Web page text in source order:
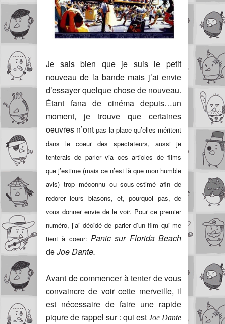
Je sais bien que je suis le petit
nouveau de la bande mais j’ai envie
d’essayer quelque chose de nouveau.
Étant fana de cinéma depuis…un
moment, je trouve que certaines
oeuvres n’ontpas la place qu’elles méritent
dans le coeur des spectateurs, aussi je
tenterais de parler via ces articles de films
que j’estime (mais ce n’est là que mon humble
avis) trop méconnu ou sous-estimé afin de
redorer leurs blasons, et, pourquoi pas, de
vous donner envie de le voir. Pour ce premier
numéro, j’ai décidé de parler d’un film qui me
tient à coeur: Panic sur Florida Beach
deJoe Dante.
Avant de commencer à tenter de vous
convaincre de voir cette merveille, il
est nécessaire de faire une rapide
piqure de rappel sur : qui est Joe Dante